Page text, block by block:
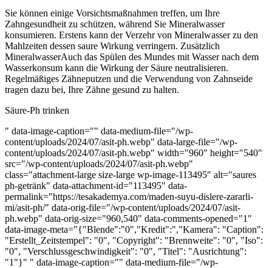
Sie können einige Vorsichtsmaßnahmen treffen, um Ihre
Zahngesundheit zu schützen, während Sie Mineralwasser
konsumieren. Erstens kann der Verzehr von Mineralwasser zu den
Mahlzeiten dessen saure Wirkung verringern. Zusätzlich
MineralwasserAuch das Spülen des Mundes mit Wasser nach dem
Wasserkonsum kann die Wirkung der Säure neutralisieren.
Regelmäßiges Zähneputzen und die Verwendung von Zahnseide
tragen dazu bei, Ihre Zähne gesund zu halten.
Säure-Ph trinken
" data-image-caption="" data-medium-file="/wp-
content/uploads/2024/07/asit-ph.webp" data-large-file="/wp-
content/uploads/2024/07/asit-ph.webp" width="960" height="540"
src="/wp-content/uploads/2024/07/asit-ph.webp"
class="attachment-large size-large wp-image-113495" alt="saures
ph-getränk" data-attachment-id="113495" data-
permalink="https://tesakademya.com/maden-suyu-dislere-zararli-
mi/asit-ph/" data-orig-file="/wp-content/uploads/2024/07/asit-
ph.webp" data-orig-size="960,540" data-comments-opened="1"
data-image-meta="{"Blende":"0","Kredit":","Kamera": "Caption":
"Erstellt_Zeitstempel": "0", "Copyright": "Brennweite": "0", "Iso":
"0", "Verschlussgeschwindigkeit": "0", "Titel": "Ausrichtung":
"1"}" " data-image-caption="" data-medium-file="/wp-